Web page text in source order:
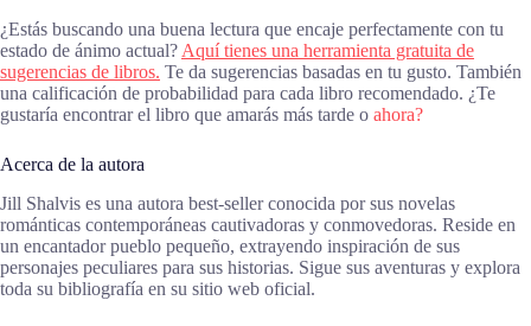
¿Estás buscando una buena lectura que encaje perfectamente con tu
estado de ánimo actual? Aquí tienes una herramienta gratuita de
sugerencias de libros. Te da sugerencias basadas en tu gusto. También
una calificación de probabilidad para cada libro recomendado. ¿Te
gustaría encontrar el libro que amarás más tarde o ahora?
Acerca de la autora
Jill Shalvis es una autora best-seller conocida por sus novelas
románticas contemporáneas cautivadoras y conmovedoras. Reside en
un encantador pueblo pequeño, extrayendo inspiración de sus
personajes peculiares para sus historias. Sigue sus aventuras y explora
toda su bibliografía en su sitio web oficial.